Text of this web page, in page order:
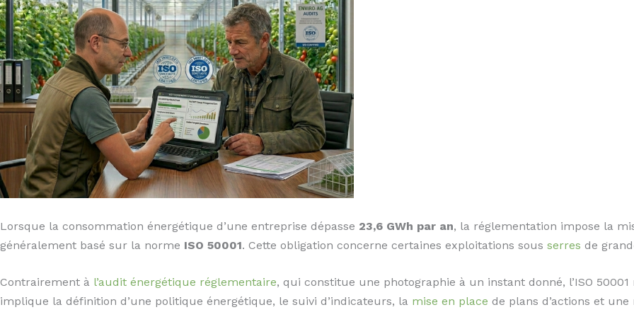
Lorsque la consommation énergétique d’une entreprise dépasse 23,6 GWh par an, la réglementation impose la
généralement basé sur la norme ISO 50001. Cette obligation concerne certaines exploitations sous serres de
Contrairement à l’audit énergétique réglementaire, qui constitue une photographie à un instant donné, l’ISO
implique la définition d’une politique énergétique, le suivi d’indicateurs, la mise en place de plans d’actions et